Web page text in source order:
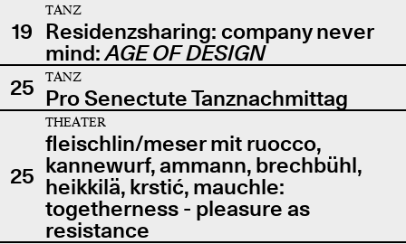
19
TANZ
Residenzsharing: company never
mind:AGE OF DESIGN
25
TANZ
Pro Senectute Tanznachmittag
25
THEATER
fleischlin/meser mit ruocco,
kannewurf, ammann, brechbühl,
heikkilä, krstić, mauchle:
togetherness - pleasure as
resistance